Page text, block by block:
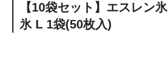
【10袋セット】エスレン
氷 L 1袋(50枚入)